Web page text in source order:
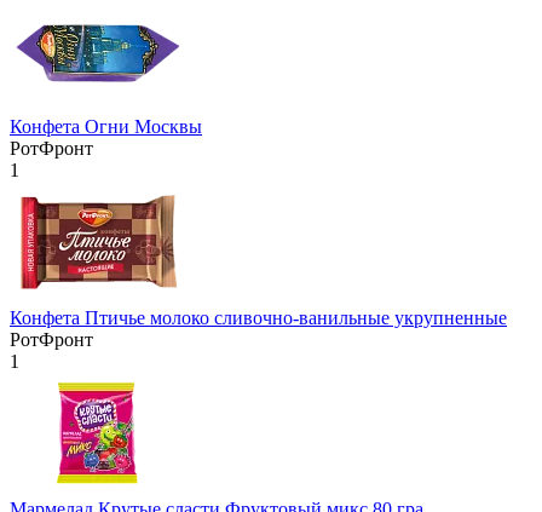
Конфета Огни Москвы
РотФронт
1
Конфета Птичье молоко сливочно-ванильные укрупненные
РотФронт
1